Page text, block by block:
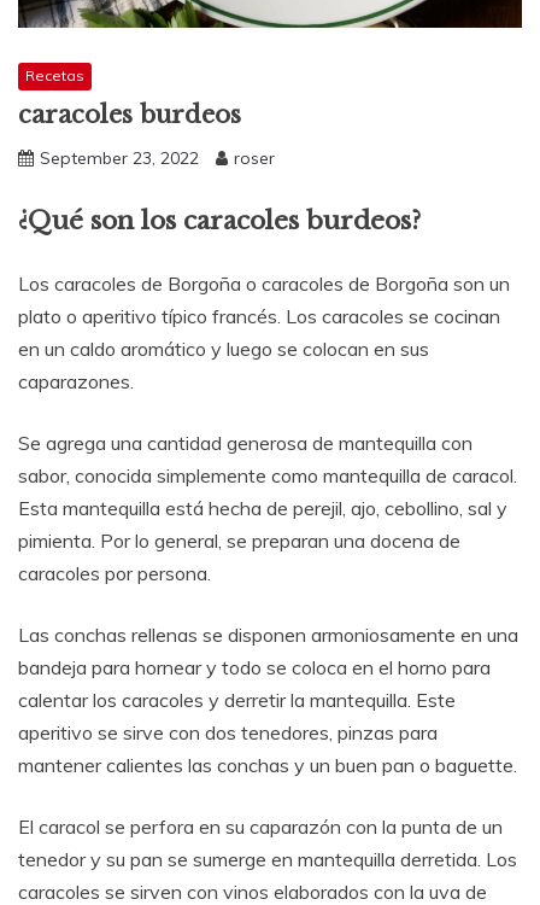
Recetas
caracoles burdeos
September 23, 2022 roser
¿Qué son los caracoles burdeos?
Los caracoles de Borgoña o caracoles de Borgoña son un
plato o aperitivo típico francés. Los caracoles se cocinan
en un caldo aromático y luego se colocan en sus
caparazones.
Se agrega una cantidad generosa de mantequilla con
sabor, conocida simplemente como mantequilla de caracol.
Esta mantequilla está hecha de perejil, ajo, cebollino, sal y
pimienta. Por lo general, se preparan una docena de
caracoles por persona.
Las conchas rellenas se disponen armoniosamente en una
bandeja para hornear y todo se coloca en el horno para
calentar los caracoles y derretir la mantequilla. Este
aperitivo se sirve con dos tenedores, pinzas para
mantener calientes las conchas y un buen pan o baguette.
El caracol se perfora en su caparazón con la punta de un
tenedor y su pan se sumerge en mantequilla derretida. Los
caracoles se sirven con vinos elaborados con la uva de